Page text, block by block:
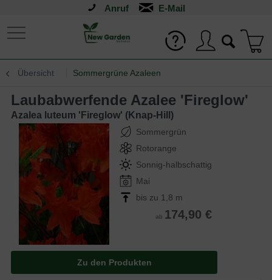
Anruf
Übersicht Sommergrüne Azaleen
Laubabwerfende Azalee 'Fireglow'
Azalea luteum 'Fireglow' (Knap-Hill)
Sommergrün
Rotorange
Sonnig-halbschattig
Mai
bis zu 1,8 m
ab 174,90 €
Zu den Produkten